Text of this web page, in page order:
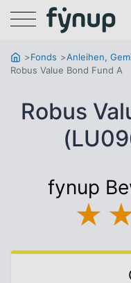
Menu
Fonds Anleihen,
Robus Value Bond Fund A
Robus
fynup
★